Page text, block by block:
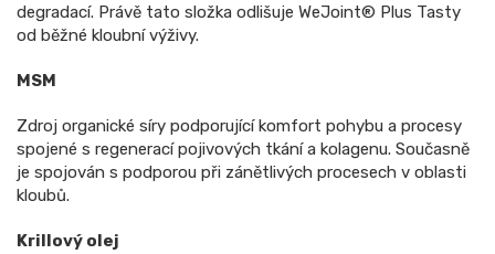
degradací. Právě tato složka odlišuje WeJoint® Plus Tasty
od běžné kloubní výživy.
MSM
Zdroj organické síry podporující komfort pohybu a procesy
spojené s regenerací pojivových tkání a kolagenu. Současně
je spojován s podporou při zánětlivých procesech v oblasti
kloubů.
Krillový olej